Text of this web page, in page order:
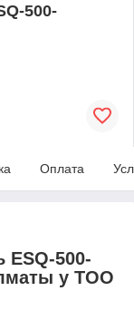
500-
Оплата
ESQ-500-
у ТОО